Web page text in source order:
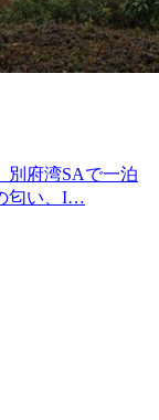
別府湾SAで一泊
匂い、I…